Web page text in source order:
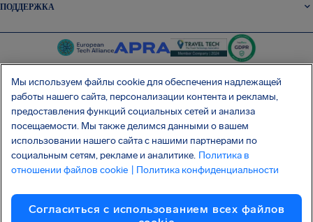
ПОДДЕРЖКА
SocialFacebookSocialInstagram
SocialLinkedin
СКАЧАЙТЕ НАШЕ БЕСПЛАТНОЕ ПРИЛОЖЕНИЕ
Правила и условия Политика конфиденциальности Файлы CookieImprint
Мы используем файлы cookie для обеспечения надлежащей
работы нашего сайта, персонализации контента и рекламы,
предоставления функций социальных сетей и анализа
посещаемости. Мы также делимся данными о вашем
использовании нашего сайта с нашими партнерами по
социальным сетям, рекламе и аналитике. Политика в
отношении файлов cookie
| Политика конфиденциальности
Согласиться с использованием всех файлов